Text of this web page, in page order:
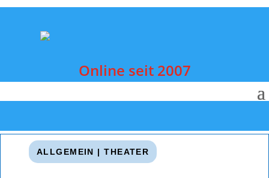
Online seit 2007
ALLGEMEIN |THEATER